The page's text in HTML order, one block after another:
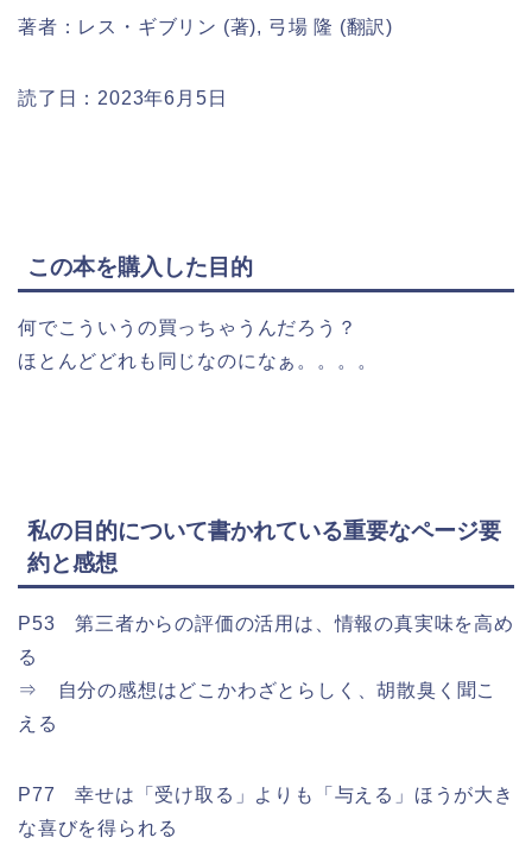
著者：レス・ギブリン (著), 弓場 隆 (翻訳)
読了日：2023年6月5日
この本を購入した目的
何でこういうの買っちゃうんだろう？
ほとんどどれも同じなのになぁ。。。。
私の目的について書かれている重要なページ要
約と感想
P53 第三者からの評価の活用は、情報の真実味を高め
る
⇒ 自分の感想はどこかわざとらしく、胡散臭く聞こ
える
P77 幸せは「受け取る」よりも「与える」ほうが大き
な喜びを得られる